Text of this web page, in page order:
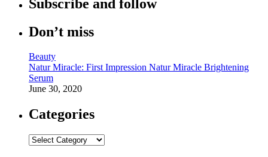
Subscribe and follow
Don’t miss
Beauty
Natur Miracle: First Impression Natur Miracle Brightening
Serum
June 30, 2020
Categories
Categories